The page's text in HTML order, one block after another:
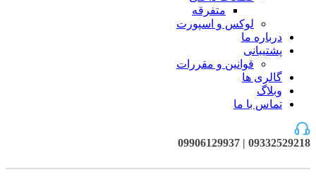
متفرقه
لوکس و اسپورت
درباره ما
پشتیبانی
قوانین و مقررات
گالری ها
وبلاگ
تماس با ما
09332529218 | 09906129937